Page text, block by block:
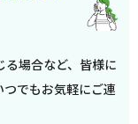
場合など、皆様に
でもお気軽にご連